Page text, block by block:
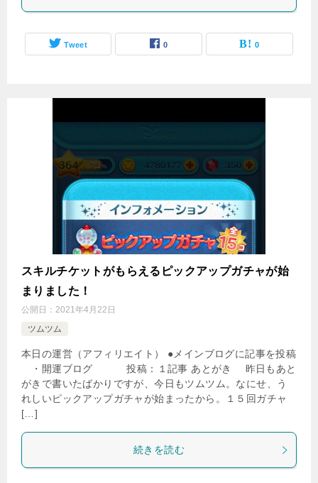
Tweet 0 0
スキルチケットがもらえるピックアップガチャが始
まりました！
公開日： 2021年4月22日
ツムツム
本日の運営（アフィリエイト） ●メインブログに記事を投稿
・開運ブログ 投稿：１記事 あとがき 昨日もあと
がきで書いたばかりですが、今日もツムツム。なにせ、う
れしいピックアップガチャが始まったから。１５回ガチャ
[…]
続きを読む